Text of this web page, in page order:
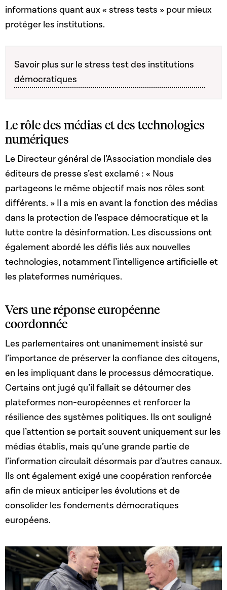
informations quant aux « stress tests » pour mieux
protéger les institutions.
Savoir plus sur le stress test des institutions
démocratiques
Le rôle des médias et des technologies
numériques
Le Directeur général de l’Association mondiale des
éditeurs de presse s’est exclamé : « Nous
partageons le même objectif mais nos rôles sont
différents. » Il a mis en avant la fonction des médias
dans la protection de l’espace démocratique et la
lutte contre la désinformation. Les discussions ont
également abordé les défis liés aux nouvelles
technologies, notamment l’intelligence artificielle et
les plateformes numériques.
Vers une réponse européenne
coordonnée
Les parlementaires ont unanimement insisté sur
l’importance de préserver la confiance des citoyens,
en les impliquant dans le processus démocratique.
Certains ont jugé qu’il fallait se détourner des
plateformes non-européennes et renforcer la
résilience des systèmes politiques. Ils ont souligné
que l’attention se portait souvent uniquement sur les
médias établis, mais qu’une grande partie de
l’information circulait désormais par d’autres canaux.
Ils ont également exigé une coopération renforcée
afin de mieux anticiper les évolutions et de
consolider les fondements démocratiques
européens.